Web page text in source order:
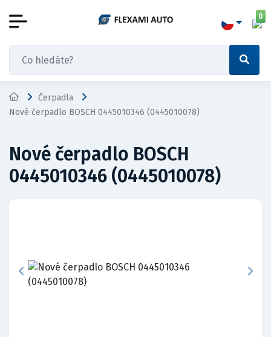
0
Čerpadla
Nové čerpadlo BOSCH 0445010346 (0445010078)
Nové čerpadlo BOSCH
0445010346 (0445010078)